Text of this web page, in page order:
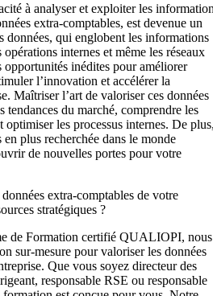
à analyser et exploiter les
extra-comptables, est devenue un
données, qui englobent les informations
internes et même les réseaux
opportunités inédites pour améliorer
l’innovation et accélérer la
Maîtriser l’art de valoriser ces données
tendances du marché, comprendre les
optimiser les processus internes. De
plus recherchée dans le monde
de nouvelles portes pour votre
extra-comptables de votre
stratégiques ?
de Formation certifié QUALIOPI, nous
sur-mesure pour valoriser les données
Que vous soyez directeur des
responsable RSE ou responsable